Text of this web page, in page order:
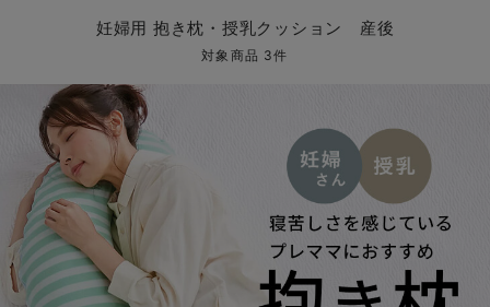
マタニティ トップス
マタニティ アウター（コート）・ママコート
マタニティ 授乳 キャミソール
産褥ショーツ
骨盤・マタニティベルト （妊娠中・産後）
産後 ガードル インナー
マタニティ 腹巻き
マタニティ ドレス（結婚式・お呼ばれ）
マタニティ フォーマル パンツ・ボトムス
【アウトレット】パジャマ
【アウトレット】インナー
【アウトレット】ベビー
コットン素材
冷房対策
接触冷感素材
Tシャツブラ
ブラトップ
パジャマ
インナー
雑貨
ベビー
MAX55%OFF ブラックフ
ツィード派
王道シンプル派
セットアップ派
セット
ワーク・オフィス
カジュアル
フォーマル / オケー
あったかアイテム｜
女の子におススメの
男の子におススメの
定番ギフト
もらって嬉しいギフト
レギンス・タイツ
カップ付きインナー
あったか度◎
裏起毛素材
妊婦用 抱き枕・授乳クッション 産後
対象商品 3件